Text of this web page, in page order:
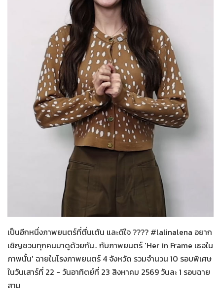
06-08-2569
Her in Frame เธอในภาพนั้น
เป็นอีกหนึ่งภาพยนตร์ที่ตื่นเต้น และดีใจ ???? #lalinalena อยาก
เชิญชวนทุกคนมาดูด้วยกัน.. กับภาพยนตร์ 'Her in Frame เธอใน
ภาพนั้น' ฉายในโรงภาพยนตร์ 4 จังหวัด รวมจำนวน 10 รอบพิเศษ
ในวันเสาร์ที่ 22 - วันอาทิตย์ที่ 23 สิงหาคม 2569 วันละ 1 รอบฉาย
สาม